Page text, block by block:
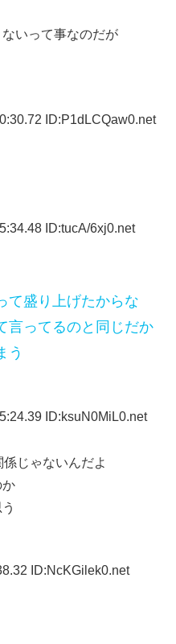
いって事なのだが
ID:P1dLCQaw0.net
ID:tucA/6xj0.net
て盛り上げたからな
言ってるのと同じだか
う
ID:ksuN0MiL0.net
じゃないんだよ
か
ID:NcKGilek0.net